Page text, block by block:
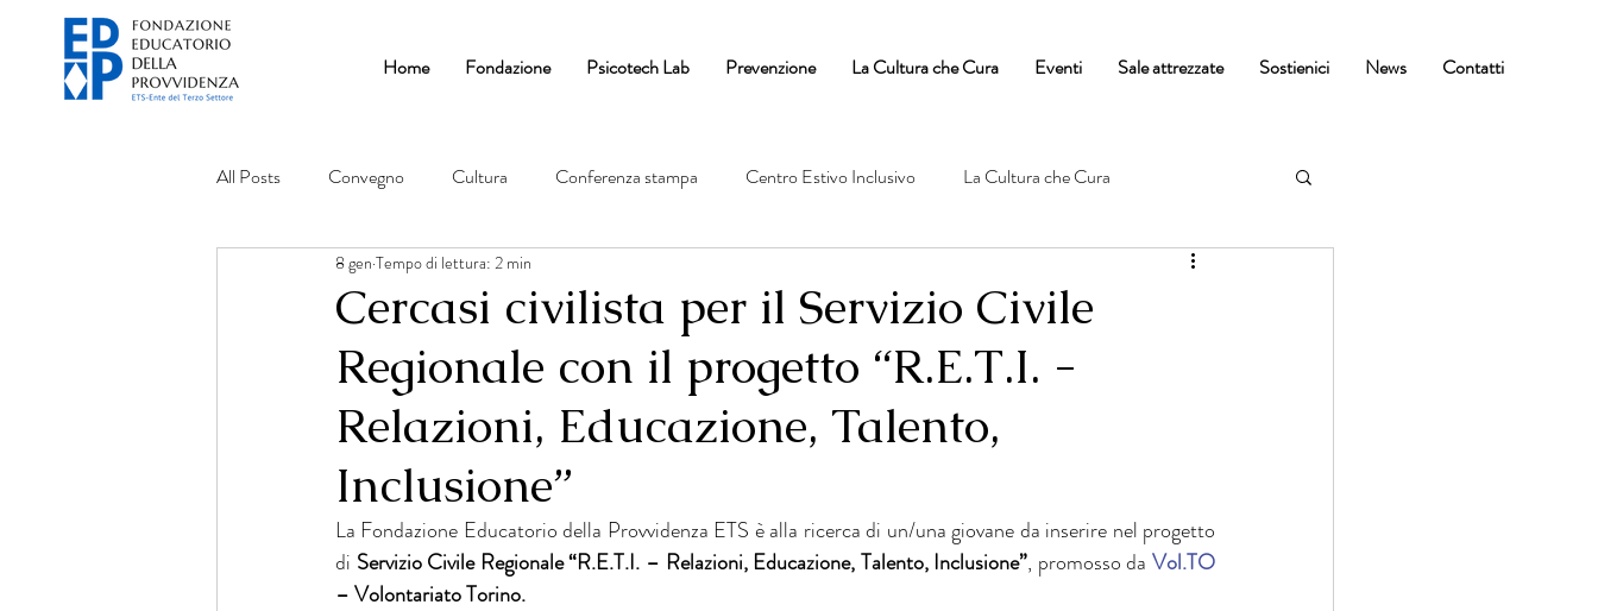
Home Fondazione Psicotech Lab Prevenzione La Cultura che Cura Eventi Sale attrezzate Sostienici News Contatti
All Posts Convegno Cultura Conferenza stampa Centro Estivo Inclusivo La Cultura che Cura
Cercasi civilista per il Servizio Civile
Regionale con il progetto “R.E.T.I. -
Relazioni, Educazione, Talento,
Inclusione”
8 gen Tempo di lettura: 2 min
La Fondazione Educatorio della Provvidenza ETS è alla ricerca di un/una giovane da inserire nel progetto
di Servizio Civile Regionale “R.E.T.I. – Relazioni, Educazione, Talento, Inclusione”, promosso da Vol.TO
– Volontariato Torino.